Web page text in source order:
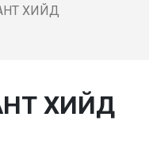
ХИЙД
ХИЙД